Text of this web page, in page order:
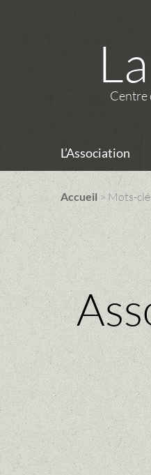
Centre
L’Association
Accueil> Mots-